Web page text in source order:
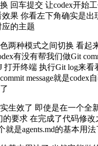
回车提交 让codex开始
果 你看左下角确实是出
的主题
两种模式之间切换 看起
有没有帮我们做Git
打开终端 执行Git log来
message就是codex
实生效了 即使是在一个全
的要求 在完成了代码修改
就是agents.md的基本用法